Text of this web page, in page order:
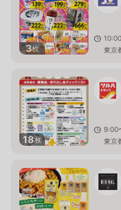
3枚
東京
18枚
9:00
東京